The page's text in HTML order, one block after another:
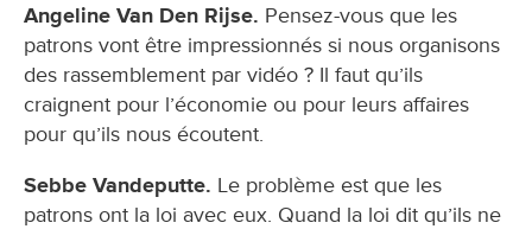
Angeline Van Den Rijse. Pensez-vous que les
patrons vont être impressionnés si nous organisons
des rassemblement par vidéo ? Il faut qu’ils
craignent pour l’économie ou pour leurs affaires
pour qu’ils nous écoutent.
Sebbe Vandeputte. Le problème est que les
patrons ont la loi avec eux. Quand la loi dit qu’ils ne